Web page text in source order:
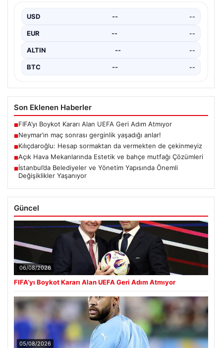
USD -- --
EUR -- --
ALTIN -- --
BTC -- --
Son Eklenen Haberler
■FIFA’yı Boykot Kararı Alan UEFA Geri Adım Atmıyor
■Neymar’ın maç sonrası gerginlik yaşadığı anlar!
■Kılıçdaroğlu: Hesap sormaktan da vermekten de çekinmeyiz
■Açık Hava Mekanlarında Estetik ve bahçe mutfağı Çözümleri
■İstanbul’da Belediyeler ve Yönetim Yapısında Önemli
Değişiklikler Yaşanıyor
Güncel
06/08/2026
FIFA’yı Boykot Kararı Alan UEFA Geri Adım Atmıyor
05/08/2026